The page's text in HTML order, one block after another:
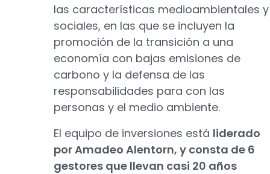
las características medioambientales y
sociales, en las que se incluyen la
promoción de la transición a una
economía con bajas emisiones de
carbono y la defensa de las
responsabilidades para con las
personas y el medio ambiente.
El equipo de inversiones está liderado
por Amadeo Alentorn, y consta de 6
gestores que llevan casi 20 años